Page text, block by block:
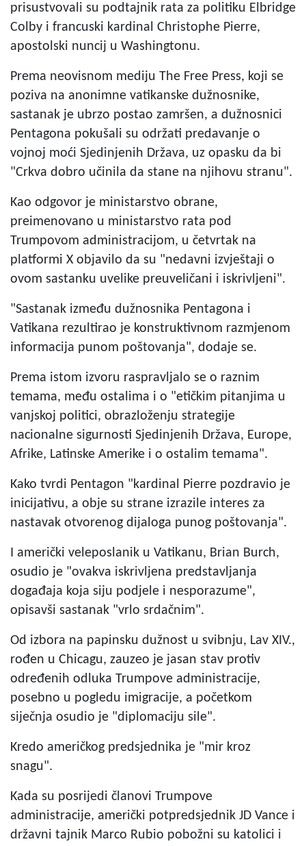
prisustvovali su podtajnik rata za politiku Elbridge
Colby i francuski kardinal Christophe Pierre,
apostolski nuncij u Washingtonu.
Prema neovisnom mediju The Free Press, koji se
poziva na anonimne vatikanske dužnosnike,
sastanak je ubrzo postao zamršen, a dužnosnici
Pentagona pokušali su održati predavanje o
vojnoj moći Sjedinjenih Država, uz opasku da bi
"Crkva dobro učinila da stane na njihovu stranu".
Kao odgovor je ministarstvo obrane,
preimenovano u ministarstvo rata pod
Trumpovom administracijom, u četvrtak na
platformi X objavilo da su "nedavni izvještaji o
ovom sastanku uvelike preuveličani i iskrivljeni".
"Sastanak između dužnosnika Pentagona i
Vatikana rezultirao je konstruktivnom razmjenom
informacija punom poštovanja", dodaje se.
Prema istom izvoru raspravljalo se o raznim
temama, među ostalima i o "etičkim pitanjima u
vanjskoj politici, obrazloženju strategije
nacionalne sigurnosti Sjedinjenih Država, Europe,
Afrike, Latinske Amerike i o ostalim temama".
Kako tvrdi Pentagon "kardinal Pierre pozdravio je
inicijativu, a obje su strane izrazile interes za
nastavak otvorenog dijaloga punog poštovanja".
I američki veleposlanik u Vatikanu, Brian Burch,
osudio je "ovakva iskrivljena predstavljanja
događaja koja siju podjele i nesporazume",
opisavši sastanak "vrlo srdačnim".
Od izbora na papinsku dužnost u svibnju, Lav XIV.,
rođen u Chicagu, zauzeo je jasan stav protiv
određenih odluka Trumpove administracije,
posebno u pogledu imigracije, a početkom
siječnja osudio je "diplomaciju sile".
Kredo američkog predsjednika je "mir kroz
snagu".
Kada su posrijedi članovi Trumpove
administracije, američki potpredsjednik JD Vance i
državni tajnik Marco Rubio pobožni su katolici i